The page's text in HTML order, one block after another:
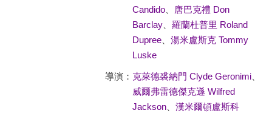
Candido、
唐巴克禮 Don
Barclay、 羅蘭杜普里 Roland
Dupree、 湯米盧斯克 Tommy
Luske
導演： 克萊德裘納門 Clyde Geronimi、
威爾弗雷德傑克遜 Wilfred
Jackson、 漢米爾頓盧斯科